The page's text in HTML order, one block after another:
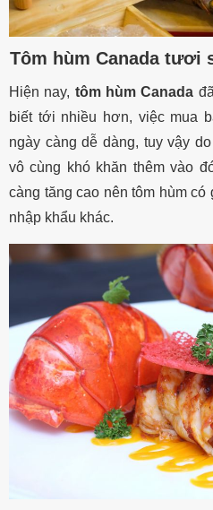
Tôm hùm Canada tươi
Hiện nay, tôm hùm Canada
biết tới nhiều hơn, việc mua
ngày càng dễ dàng, tuy vậy
vô cùng khó khăn thêm vào
càng tăng cao nên tôm hùm
nhập khẩu khác.